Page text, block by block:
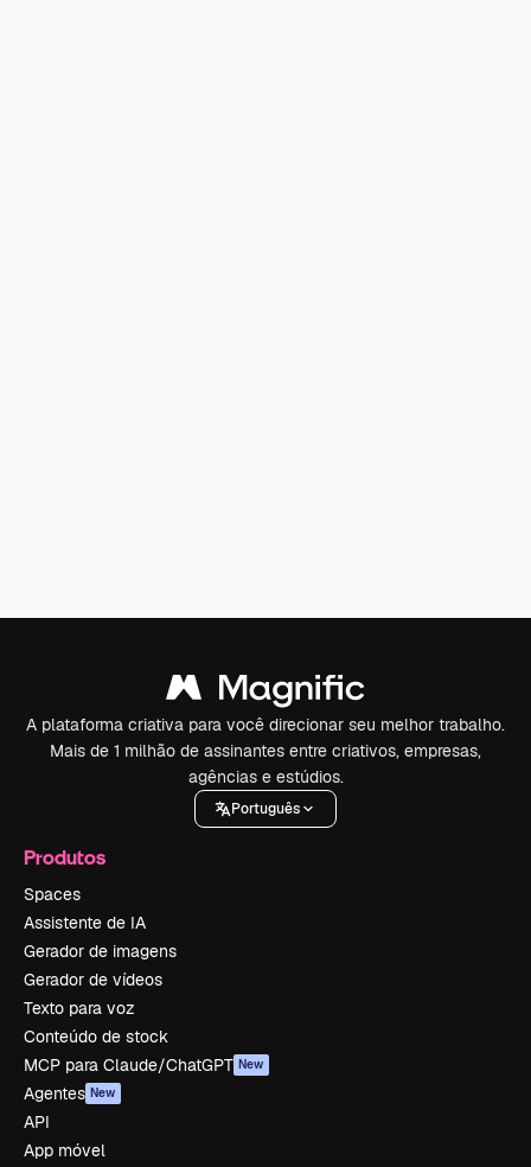
A plataforma criativa para você direcionar seu melhor trabalho.
Mais de 1 milhão de assinantes entre criativos, empresas,
agências e estúdios.
Português
Produtos
Spaces
Assistente de IA
Gerador de imagens
Gerador de vídeos
Texto para voz
Conteúdo de stock
MCP para Claude/ChatGPT New
Agentes New
API
App móvel